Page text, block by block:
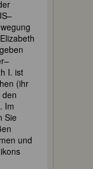
I. ist
(ihr
Im
Sie
und